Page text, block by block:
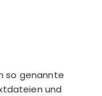
so genannte
und